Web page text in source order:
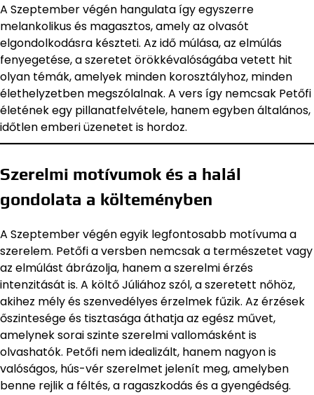
A Szeptember végén hangulata így egyszerre
melankolikus és magasztos, amely az olvasót
elgondolkodásra készteti. Az idő múlása, az elmúlás
fenyegetése, a szeretet örökkévalóságába vetett hit
olyan témák, amelyek minden korosztályhoz, minden
élethelyzetben megszólalnak. A vers így nemcsak Petőfi
életének egy pillanatfelvétele, hanem egyben általános,
időtlen emberi üzenetet is hordoz.
Szerelmi motívumok és a halál
gondolata a költeményben
A Szeptember végén egyik legfontosabb motívuma a
szerelem. Petőfi a versben nemcsak a természetet vagy
az elmúlást ábrázolja, hanem a szerelmi érzés
intenzitását is. A költő Júliához szól, a szeretett nőhöz,
akihez mély és szenvedélyes érzelmek fűzik. Az érzések
őszintesége és tisztasága áthatja az egész művet,
amelynek sorai szinte szerelmi vallomásként is
olvashatók. Petőfi nem idealizált, hanem nagyon is
valóságos, hús-vér szerelmet jelenít meg, amelyben
benne rejlik a féltés, a ragaszkodás és a gyengédség.